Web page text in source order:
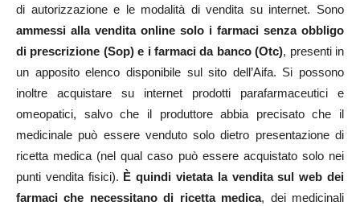
di autorizzazione e le modalità di vendita su internet. Sono
ammessi alla vendita online solo i farmaci senza obbligo
di prescrizione (Sop) e i farmaci da banco (Otc), presenti in
un apposito elenco disponibile sul sito dell’Aifa. Si possono
inoltre acquistare su internet prodotti parafarmaceutici e
omeopatici, salvo che il produttore abbia precisato che il
medicinale può essere venduto solo dietro presentazione di
ricetta medica (nel qual caso può essere acquistato solo nei
punti vendita fisici). È quindi vietata la vendita sul web dei
farmaci che necessitano di ricetta medica, dei medicinali